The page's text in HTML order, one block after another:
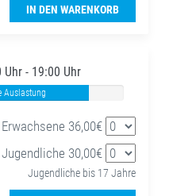
IN DEN WARENKORB
- 19:00 Uhr
Auslastung
Erwachsene 36,00€
Jugendliche 30,00€
Jugendliche bis 17 Jahre